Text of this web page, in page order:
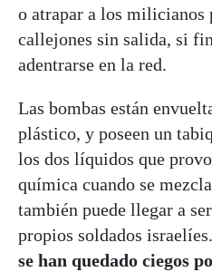
o atrapar a los milicianos
callejones sin salida, si
adentrarse en la red.
Las bombas están
plástico, y poseen un
los dos líquidos que
química cuando se
también puede llegar a
propios soldados
se han quedado ciegos